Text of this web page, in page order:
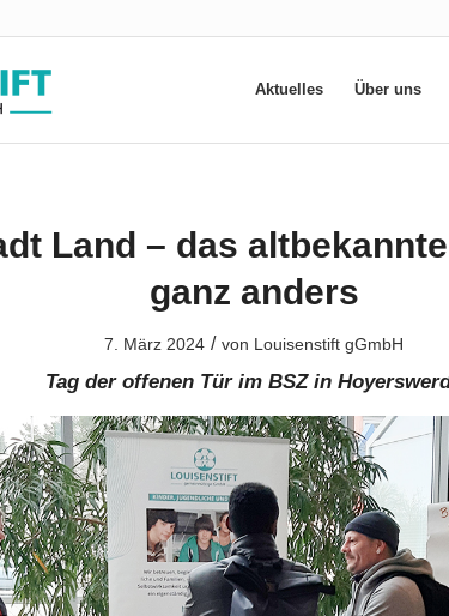
Aktuelles Über uns
Land – das
ganz anders
7. März 2024 / von Louisenstift gGmbH
Tag der offenen Tür im BSZ in